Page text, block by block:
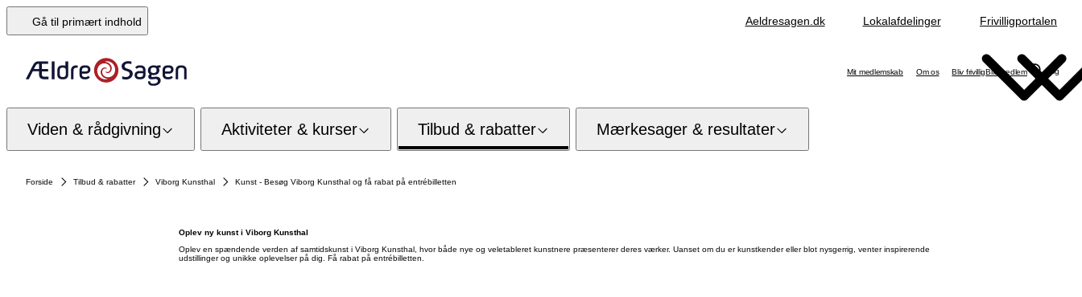
Gå til primært indhold Aeldresagen.dk Lokalafdelinger Frivilligportalen
Mit medlemskab Om os Bliv frivilligBliv medlem Søg
Viden & rådgivning Aktiviteter & kurser Tilbud & rabatter Mærkesager & resultater
Forside Tilbud & rabatter Viborg Kunsthal Kunst - Besøg Viborg Kunsthal og få rabat på entrébilletten
Oplev ny kunst i Viborg Kunsthal
Oplev en spændende verden af samtidskunst i Viborg Kunsthal, hvor både nye og veletableret kunstnere præsenterer deres værker. Uanset om du er kunstkender eller blot nysgerrig, venter inspirerende
udstillinger og unikke oplevelser på dig. Få rabat på entrébilletten.